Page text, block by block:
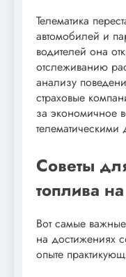
Телематика
автомобилей и
водителей она
отслеживанию
анализу
страховые
за экономичное
Советы
топлива
Вот самые
на достижениях
опыте